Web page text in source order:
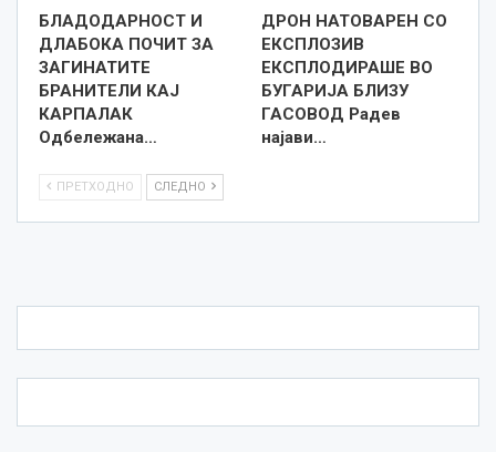
БЛАДОДАРНОСТ И
ДЛАБОКА ПОЧИТ ЗА
ЗАГИНАТИТЕ
БРАНИТЕЛИ КАЈ
КАРПАЛАК
Одбележана…
ДРОН НАТОВАРЕН СО
ЕКСПЛОЗИВ
ЕКСПЛОДИРАШЕ ВО
БУГАРИЈА БЛИЗУ
ГАСОВОД Радев
најави…
ПРЕТХОДНО СЛЕДНО